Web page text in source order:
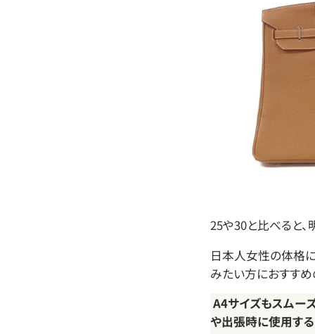
25や30と比べると、
日本人女性の体格に
みたい方におすすめ
A4サイズもスムー
や出張時に使用す